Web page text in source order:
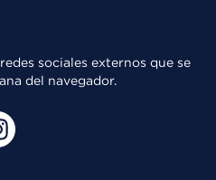
sociales externos que se
del navegador.